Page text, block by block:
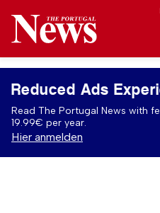
Reduced Ads
Read The Portugal News with
19.99€ per year.
Hier anmelden